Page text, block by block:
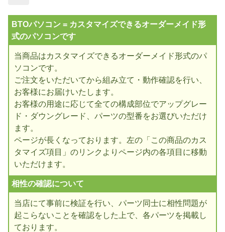
BTOパソコン = カスタマイズできるオーダーメイド形
式のパソコンです
当商品はカスタマイズできるオーダーメイド形式のパ
ソコンです。
ご注文をいただいてから組み立て・動作確認を行い、
お客様にお届けいたします。
お客様の用途に応じて全ての構成部位でアップグレー
ド・ダウングレード、パーツの型番をお選びいただけ
ます。
ページが長くなっております。左の「この商品のカス
タマイズ項目」のリンクよりページ内の各項目に移動
いただけます。
相性の確認について
当店にて事前に検証を行い、パーツ同士に相性問題が
起こらないことを確認をした上で、各パーツを掲載し
ております。